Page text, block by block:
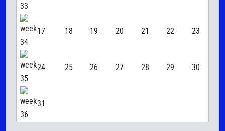
17 18 19 20 21 22 23
24 25 26 27 28 29 30
31